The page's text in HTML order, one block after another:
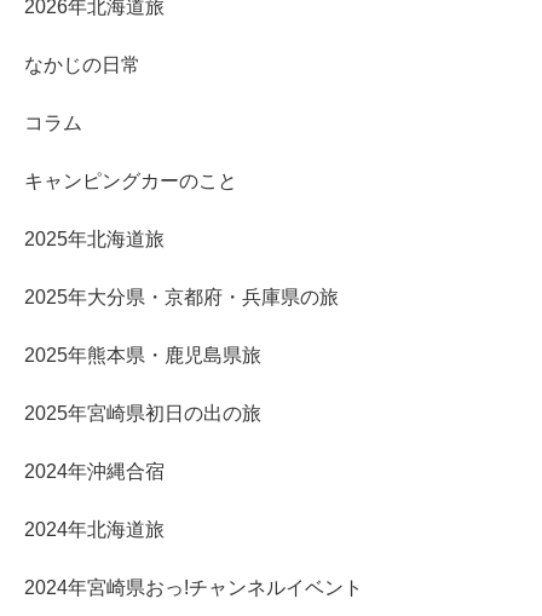
2026年北海道旅
なかじの日常
コラム
キャンピングカーのこと
2025年北海道旅
2025年大分県・京都府・兵庫県の旅
2025年熊本県・鹿児島県旅
2025年宮崎県初日の出の旅
2024年沖縄合宿
2024年北海道旅
2024年宮崎県おっ!チャンネルイベント